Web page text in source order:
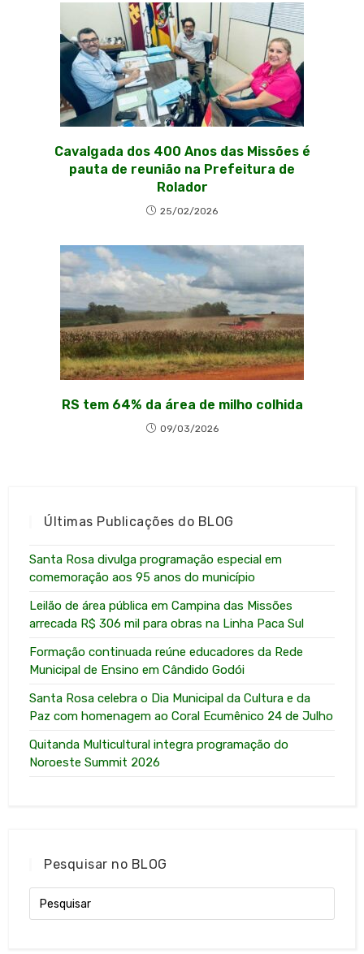
Cavalgada dos 400 Anos das Missões é
pauta de reunião na Prefeitura de
Rolador
25/02/2026
RS tem 64% da área de milho colhida
09/03/2026
Últimas Publicações do BLOG
Santa Rosa divulga programação especial em
comemoração aos 95 anos do município
Leilão de área pública em Campina das Missões
arrecada R$ 306 mil para obras na Linha Paca Sul
Formação continuada reúne educadores da Rede
Municipal de Ensino em Cândido Godói
Santa Rosa celebra o Dia Municipal da Cultura e da
Paz com homenagem ao Coral Ecumênico 24 de Julho
Quitanda Multicultural integra programação do
Noroeste Summit 2026
Pesquisar no BLOG